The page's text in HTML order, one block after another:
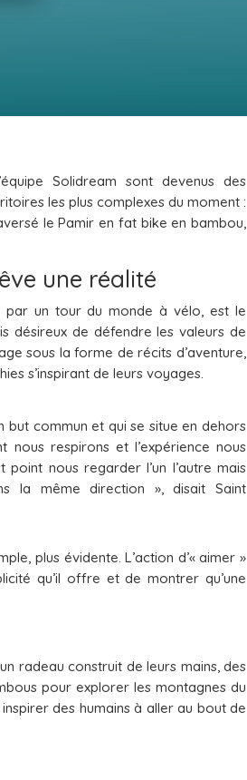
Solidream sont devenus des
les plus complexes du moment :
le Pamir en fat bike en bambou,
une réalité
par un tour du monde à vélo, est le
désireux de défendre les valeurs de
sous la forme de récits d’aventure,
s’inspirant de leurs voyages.
but commun et qui se situe en dehors
nous respirons et l’expérience nous
point nous regarder l’un l’autre mais
la même direction », disait Saint
plus évidente. L’action d’« aimer »
qu’il offre et de montrer qu’une
radeau construit de leurs mains, des
pour explorer les montagnes du
des humains à aller au bout de